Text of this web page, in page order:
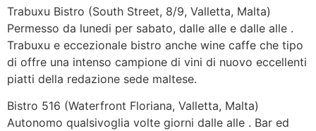
Trabuxu Bistro (South Street, 8/9, Valletta, Malta)
Permesso da lunedi per sabato, dalle alle e dalle alle .
Trabuxu e eccezionale bistro anche wine caffe che tipo
di offre una intenso campione di vini di nuovo eccellenti
piatti della redazione sede maltese.
Bistro 516 (Waterfront Floriana, Valletta, Malta)
Autonomo qualsivoglia volte giorni dalle alle . Bar ed